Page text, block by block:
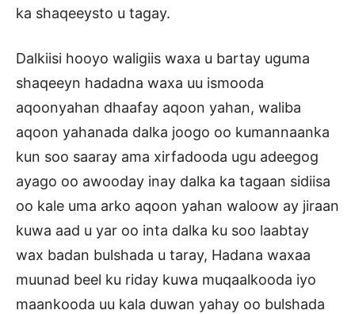
ka shaqeeysto u tagay.
Dalkiisi hooyo waligiis waxa u bartay uguma
shaqeeyn hadadna waxa uu ismooda
aqoonyahan dhaafay aqoon yahan, waliba
aqoon yahanada dalka joogo oo kumannaanka
kun soo saaray ama xirfadooda ugu adeegog
ayago oo awooday inay dalka ka tagaan sidiisa
oo kale uma arko aqoon yahan waloow ay jiraan
kuwa aad u yar oo inta dalka ku soo laabtay
wax badan bulshada u taray, Hadana waxaa
muunad beel ku riday kuwa muqaalkooda iyo
maankooda uu kala duwan yahay oo bulshada